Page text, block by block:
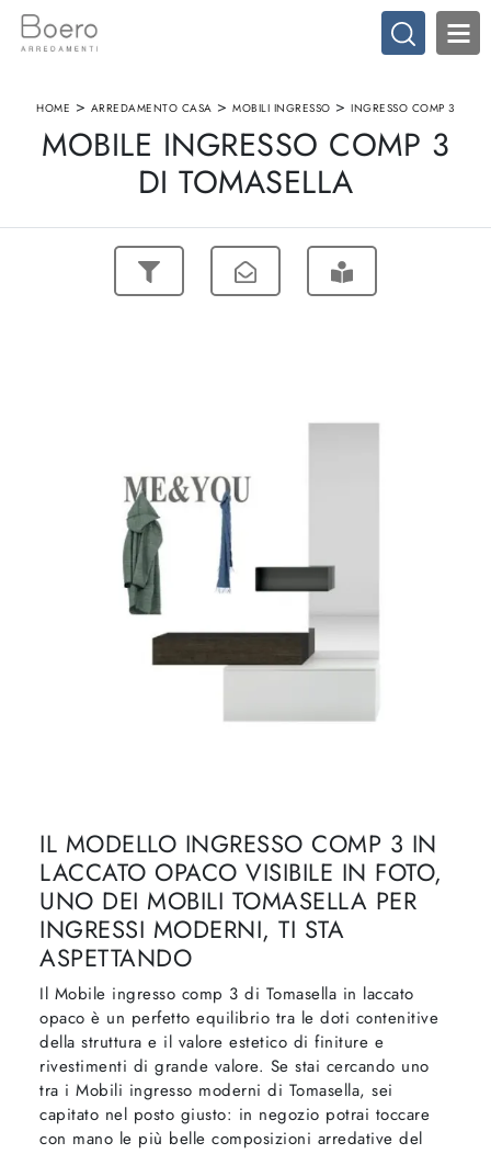
HOME > ARREDAMENTO CASA >MOBILI INGRESSO >INGRESSO COMP 3
MOBILE INGRESSO COMP 3
DI TOMASELLA
IL MODELLO INGRESSO COMP 3 IN
LACCATO OPACO VISIBILE IN FOTO,
UNO DEI MOBILI TOMASELLA PER
INGRESSI MODERNI, TI STA
ASPETTANDO
Il Mobile ingresso comp 3 di Tomasella in laccato
opaco è un perfetto equilibrio tra le doti contenitive
della struttura e il valore estetico di finiture e
rivestimenti di grande valore. Se stai cercando uno
tra i Mobili ingresso moderni di Tomasella, sei
capitato nel posto giusto: in negozio potrai toccare
con mano le più belle composizioni arredative del